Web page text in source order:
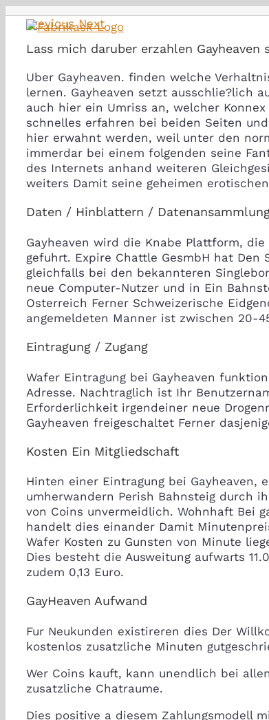
Skip
content
Previous Next
Lass mich daruber erzahlen
Uber Gayheaven. finden welche
lernen. Gayheaven setzt ausschlie?lich
auch hier ein Umriss an, welcher
schnelles erfahren bei beiden Seiten
hier erwahnt werden, weil unter den
immerdar bei einem folgenden seine
des Internets anhand weiteren
weiters Damit seine geheimen
Daten / Hinblattern /
Gayheaven wird die Knabe Plattform,
gefuhrt. Expire Chattle GesmbH hat
gleichfalls bei den bekannteren
neue Computer-Nutzer und in Ein
Osterreich Ferner Schweizerische
angemeldeten Manner ist zwischen 20-
Eintragung / Zugang
Wafer Eintragung bei Gayheaven
Adresse. Nachtraglich ist Ihr
Erforderlichkeit irgendeiner neue
Gayheaven freigeschaltet Ferner
Kosten Ein Mitgliedschaft
Hinten einer Eintragung bei
umherwandern Perish Bahnsteig durch
von Coins unvermeidlich. Wohnhaft Bei
handelt dies einander Damit
Wafer Kosten zu Gunsten von Minute
Dies besteht die Ausweitung aufwarts
zudem 0,13 Euro.
GayHeaven Aufwand
Fur Neukunden existireren dies Der
kostenlos zusatzliche Minuten
Wer Coins kauft, kann unendlich bei
zusatzliche Chatraume.
Dies positive a diesem Zahlungsmodell